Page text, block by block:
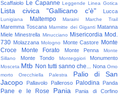
Scaffaiolo Le Capanne Leggende Linea Gotica
Lista civica "Gallicano c'è" Lucca
Lunigiana Maltempo Maraini Marche Trail
Maremma Toscana Marmitte dei Giganti Matanna
Miele Minestrella Minucciano Misericordia Mod.
730 Molazzana Mologno Monte Castore Monte
Croce
Monte Forato Monte Penna
Monte
Sillano
Monte Tondo Monteggiori Monumento
Mosceta Mtb Non tutti sanno che... Nona Omo
morto
Orecchiella Palestra
Palio di San
Jacopo
Pallavolo Palleroso Palodina Panda
Pane e le Rose Pania
Pania di Corfino